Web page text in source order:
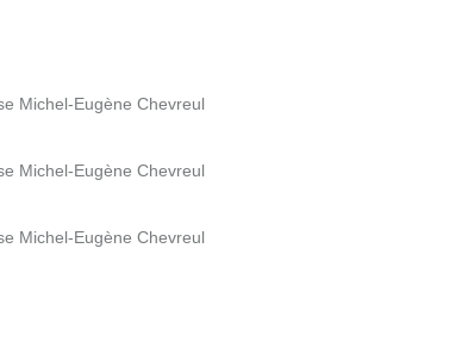
Michel-Eugène Chevreul
Michel-Eugène Chevreul
Michel-Eugène Chevreul